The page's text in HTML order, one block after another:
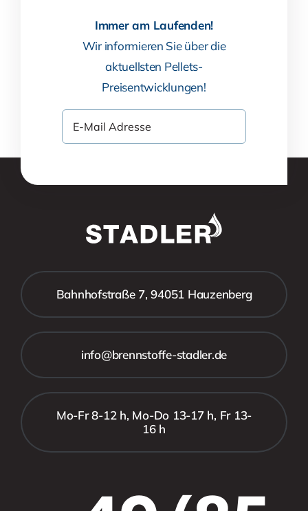
Immer am Laufenden!
Wir informieren Sie über die
aktuellsten Pellets-
Preisentwicklungen!
Bahnhofstraße 7, 94051 Hauzenberg
info@brennstoffe-stadler.de
Mo-Fr 8-12 h, Mo-Do 13-17 h, Fr 13-
16 h